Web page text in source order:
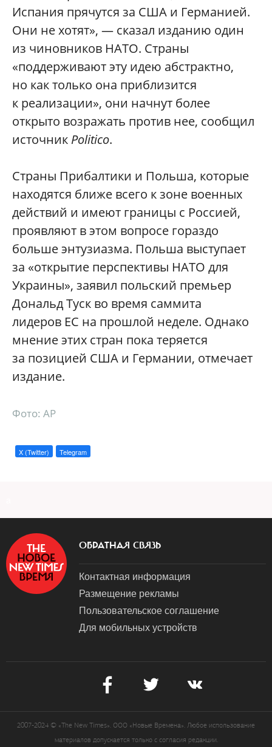
Испания прячутся за США и Германией.
Они не хотят», — сказал изданию один
из чиновников НАТО. Страны
«поддерживают эту идею абстрактно,
но как только она приблизится
к реализации», они начнут более
открыто возражать против нее, сообщил
источник Politico.
Страны Прибалтики и Польша, которые
находятся ближе всего к зоне военных
действий и имеют границы с Россией,
проявляют в этом вопросе гораздо
больше энтузиазма. Польша выступает
за «открытие перспективы НАТО для
Украины», заявил польский премьер
Дональд Туск во время саммита
лидеров ЕС на прошлой неделе. Однако
мнение этих стран пока теряется
за позицией США и Германии, отмечает
издание.
Фото: AP
X (Twitter) Telegram
ОБРАТНАЯ СВЯЗЬ
Контактная информация
Размещение рекламы
Пользовательское соглашение
Для мобильных устройств
2007-2024 © «The New Times». ООО «Новые Времена». Любое использование
материалов допускается только с согласия редакции.